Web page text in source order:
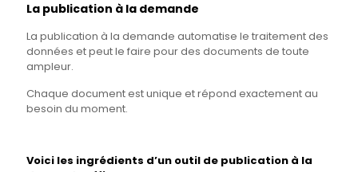
La publication à la demande
La publication à la demande automatise le traitement des
données et peut le faire pour des documents de toute
ampleur.
Chaque document est unique et répond exactement au
besoin du moment.
Voici les ingrédients d’un outil de publication à la